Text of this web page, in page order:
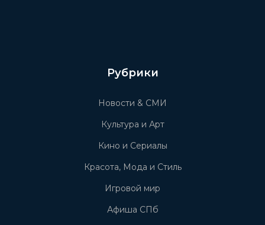
Рубрики
Новости & СМИ
Культура и Арт
Кино и Сериалы
Красота, Мода и Стиль
Игровой мир
Афиша СПб